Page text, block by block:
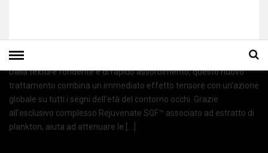
Dalla texture fondente e di rapido assorbimento, questo nuovo
trattamento combina un immediato effetto tensore con un’azione
globale su tutti i segni dell’età del contorno occhi. Grazie
all’esclusivo complesso Rejuvenate SGF™ associato ad estratto di
plankton, aiuta ad attenuare le […]